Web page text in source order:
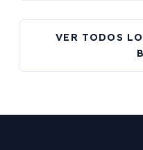
VER TODOS